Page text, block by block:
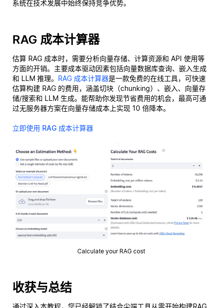
系统在技术发展中始终保持竞争优势。
RAG 成本计算器
估算 RAG 成本时，需要分析向量存储、计算资源和 API 使用等
方面的开销。主要成本驱动因素包括向量数据库查询、嵌入生成
和 LLM 推理。 RAG 成本计算器是一款免费的在线工具，可快速
估算构建 RAG 的费用，涵盖切块（chunking）、嵌入、向量存
储/搜索和 LLM 生成。能帮助你发现节省费用的机会，最高可通
过无服务器方案在向量存储成本上实现 10 倍降本。
立即使用 RAG 成本计算器
Calculate your RAG cost
收获与总结
通过深入本教程，您已经解锁了结合尖端工具从零开始构建RAG